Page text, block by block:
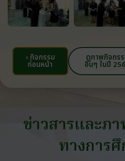
‹ กิจกรรม
ก่อนหน้า
ดูภาพกิจกร
อื่นๆ ในปี
ข่าวสารและภ
ทางการ